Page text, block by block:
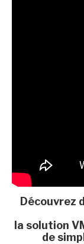
Découvrez
la solution
de